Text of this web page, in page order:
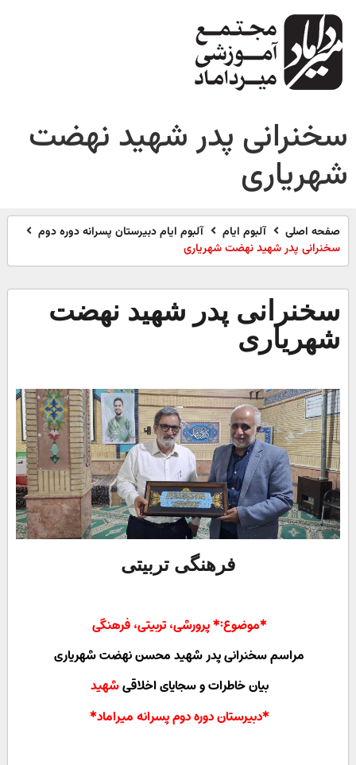
سخنرانی پدر شهید نهضت
شهریاری
صفحه اصلی آلبوم ایام
آلبوم ایام دبیرستان پسرانه دوره دوم
سخنرانی پدر شهید نهضت شهریاری
سخنرانی پدر شهید نهضت
شهریاری
فرهنگی تربیتی
*موضوع:* پرورشی، تربیتی، فرهنگی
مراسم سخنرانی پدر شهید محسن نهضت شهریاری
بیان خاطرات و سجایای اخلاقیشهید
*دبیرستان دوره دوم پسرانه میراماد*